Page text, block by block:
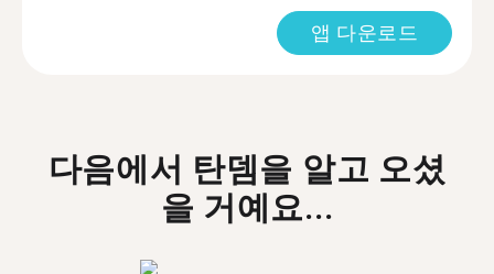
앱 다운로드
다음에서 탄뎀을 알고 오셨
을 거예요...